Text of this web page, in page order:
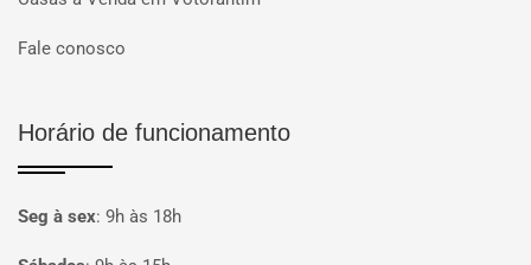
Fale conosco
Horário de funcionamento
Seg à sex: 9h às 18h